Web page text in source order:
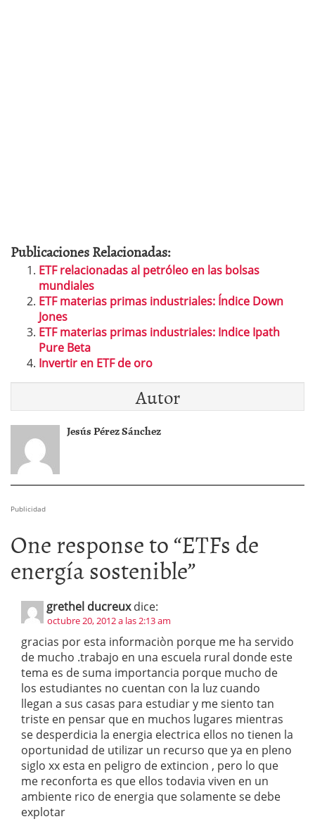
Publicaciones Relacionadas:
ETF relacionadas al petróleo en las bolsas
mundiales
ETF materias primas industriales: Índice Down
Jones
ETF materias primas industriales: Indice Ipath
Pure Beta
Invertir en ETF de oro
Autor
Jesús Pérez Sánchez
Publicidad
One response to “ETFs de
energía sostenible”
grethel ducreux dice:
octubre 20, 2012 a las 2:13 am
gracias por esta informaciòn porque me ha servido
de mucho .trabajo en una escuela rural donde este
tema es de suma importancia porque mucho de
los estudiantes no cuentan con la luz cuando
llegan a sus casas para estudiar y me siento tan
triste en pensar que en muchos lugares mientras
se desperdicia la energia electrica ellos no tienen la
oportunidad de utilizar un recurso que ya en pleno
siglo xx esta en peligro de extincion , pero lo que
me reconforta es que ellos todavia viven en un
ambiente rico de energia que solamente se debe
explotar